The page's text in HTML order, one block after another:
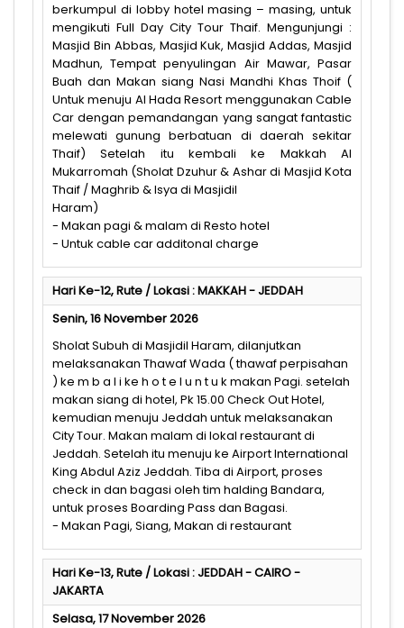
berkumpul di lobby hotel masing – masing, untuk
mengikuti Full Day City Tour Thaif. Mengunjungi :
Masjid Bin Abbas, Masjid Kuk, Masjid Addas, Masjid
Madhun, Tempat penyulingan Air Mawar, Pasar
Buah dan Makan siang Nasi Mandhi Khas Thoif (
Untuk menuju Al Hada Resort menggunakan Cable
Car dengan pemandangan yang sangat fantastic
melewati gunung berbatuan di daerah sekitar
Thaif) Setelah itu kembali ke Makkah Al
Mukarromah (Sholat Dzuhur & Ashar di Masjid Kota
Thaif / Maghrib & Isya di Masjidil
Haram)
- Makan pagi & malam di Resto hotel
- Untuk cable car additonal charge
Hari Ke-12, Rute / Lokasi : MAKKAH - JEDDAH
Senin, 16 November 2026
Sholat Subuh di Masjidil Haram, dilanjutkan
melaksanakan Thawaf Wada ( thawaf perpisahan
) ke m b a l i ke h o t e l u n t u k makan Pagi. setelah
makan siang di hotel, Pk 15.00 Check Out Hotel,
kemudian menuju Jeddah untuk melaksanakan
City Tour. Makan malam di lokal restaurant di
Jeddah. Setelah itu menuju ke Airport International
King Abdul Aziz Jeddah. Tiba di Airport, proses
check in dan bagasi oleh tim halding Bandara,
untuk proses Boarding Pass dan Bagasi.
- Makan Pagi, Siang, Makan di restaurant
Hari Ke-13, Rute / Lokasi : JEDDAH - CAIRO -
JAKARTA
Selasa, 17 November 2026